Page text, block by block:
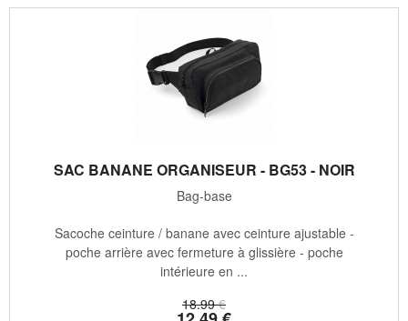
SAC BANANE ORGANISEUR - BG53 - NOIR
Bag-base
18.99 €
Sacoche ceinture / banane avec ceinture ajustable -
poche arrière avec fermeture à glissière - poche
intérieure en ...